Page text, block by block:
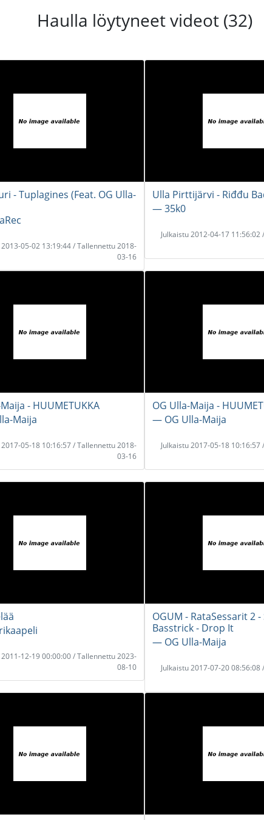
Haulla löytyneet videot (32)
- Tuplagines (Feat. OG Ulla-
2013-05-02 13:19:44 / Tallennettu 2018-
03-16
Ulla Pirttijärvi - Riđđu
― 35k0
Julkaistu 2012-04-17
- HUUMETUKKA
Maija
2017-05-18 10:16:57 / Tallennettu 2018-
03-16
OG Ulla-Maija -
― OG Ulla-Maija
Julkaistu 2017-05-18
2011-12-19 00:00:00 / Tallennettu 2023-
08-10
OGUM - RataSessarit 2
Basstrick - Drop It
― OG Ulla-Maija
Julkaistu 2017-07-20